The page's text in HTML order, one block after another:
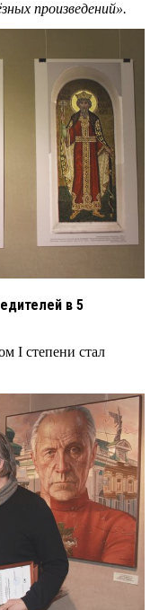
произведений».
в 5
I степени стал